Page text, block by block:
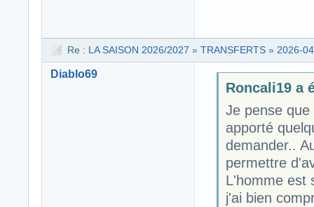
Re : LA SAISON 2026/2027 » TRANSFERTS » 2026-
Diablo69
Roncali19 a
Je pense
apporté
demander..
permettre
L'homme est
j'ai bien